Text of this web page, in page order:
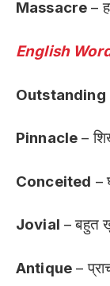
Massacre –
English
Outstanding
Pinnacle –
Conceited –
Jovial – बहुत
Antique –